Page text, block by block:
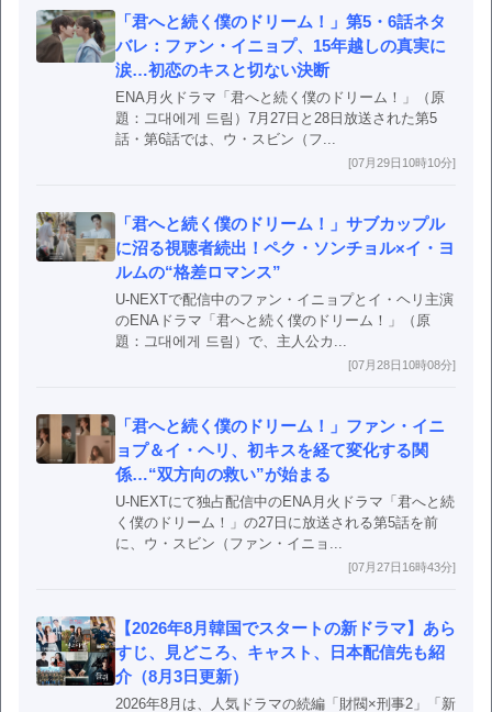
「君へと続く僕のドリーム！」第5・6話ネタ
バレ：ファン・イニョプ、15年越しの真実に
涙…初恋のキスと切ない決断
ENA月火ドラマ「君へと続く僕のドリーム！」（原
題：그대에게 드림）7月27日と28日放送された第5
話・第6話では、ウ・スビン（フ...
[07月29日10時10分]
「君へと続く僕のドリーム！」サブカップル
に沼る視聴者続出！ペク・ソンチョル×イ・ヨ
ルムの“格差ロマンス”
U-NEXTで配信中のファン・イニョプとイ・ヘリ主演
のENAドラマ「君へと続く僕のドリーム！」（原
題：그대에게 드림）で、主人公カ...
[07月28日10時08分]
「君へと続く僕のドリーム！」ファン・イニ
ョプ＆イ・ヘリ、初キスを経て変化する関
係…“双方向の救い”が始まる
U-NEXTにて独占配信中のENA月火ドラマ「君へと続
く僕のドリーム！」の27日に放送される第5話を前
に、ウ・スビン（ファン・イニョ...
[07月27日16時43分]
【2026年8月韓国でスタートの新ドラマ】あら
すじ、見どころ、キャスト、日本配信先も紹
介（8月3日更新）
2026年8月は、人気ドラマの続編「財閥×刑事2」「新